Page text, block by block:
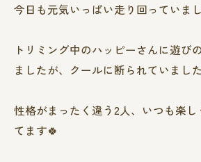
今日も元気いっぱい走り回っていま
トリミング中のハッピーさんに遊び
ましたが、クールに断られていまし
性格がまったく違う2人、いつも楽
てます🍀